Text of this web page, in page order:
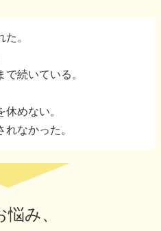
。
続いている。
めない。
なかった。
み、